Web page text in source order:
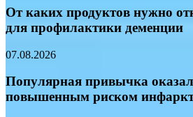
От каких продуктов нужно
для профилактики деменции
07.08.2026
Популярная привычка
повышенным риском